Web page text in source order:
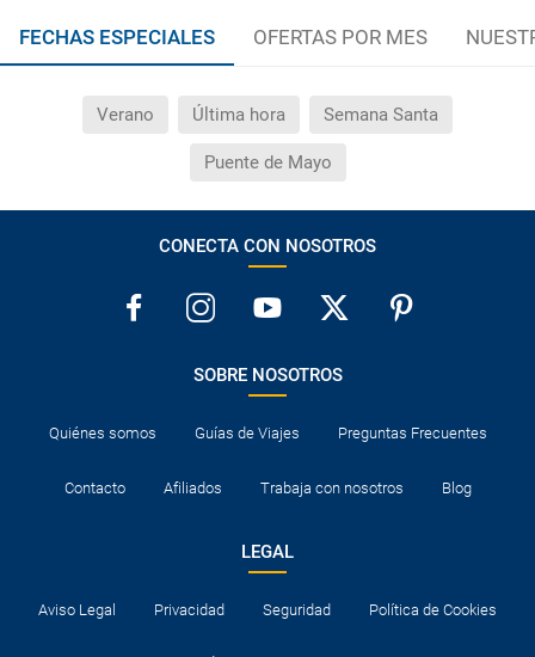
FECHAS ESPECIALES OFERTAS POR MES
Verano Última hora Semana Santa
Puente de Mayo
CONECTA CON NOSOTROS
SOBRE NOSOTROS
Quiénes somos Guías de Viajes Preguntas Frecuentes
Contacto Afiliados Trabaja con nosotros Blog
LEGAL
Aviso Legal Privacidad Seguridad Política de Cookies